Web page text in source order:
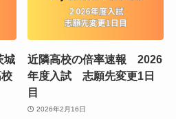
城
近隣高校の倍率速報 2026
年度入試 志願先変更1日
目
2026年2月16日